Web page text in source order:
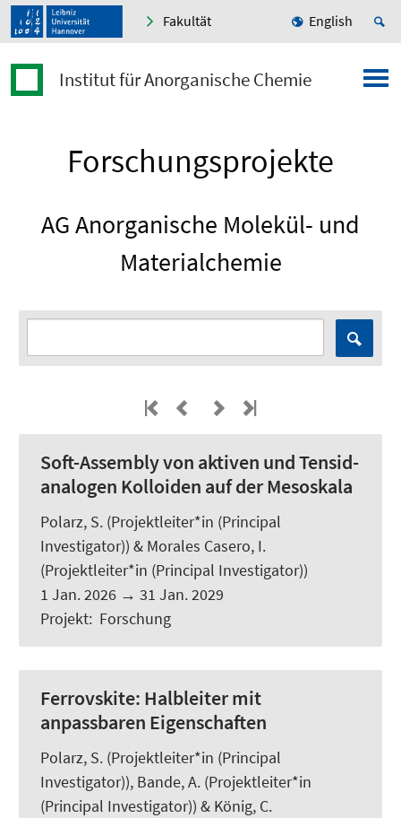
Fakultät English
Institut für Anorganische Chemie
Forschungsprojekte
AG Anorganische Molekül- und
Materialchemie
Soft-Assembly von aktiven und Tensid-
analogen Kolloiden auf der Mesoskala
Polarz, S. (Projektleiter*in (Principal
Investigator)) & Morales Casero, I.
(Projektleiter*in (Principal Investigator))
1 Jan. 2026 → 31 Jan. 2029
Projekt: Forschung
Ferrovskite: Halbleiter mit
anpassbaren Eigenschaften
Polarz, S. (Projektleiter*in (Principal
Investigator)), Bande, A. (Projektleiter*in
(Principal Investigator)) & König, C.